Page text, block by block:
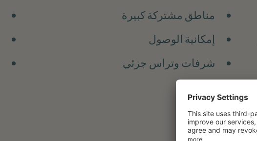
مناطق مشتركة كبيرة
إمكانية الوصول
شرفات وتراس جزئي